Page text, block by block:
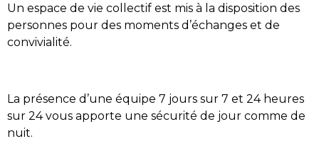
Un espace de vie collectif est mis à la disposition des
personnes pour des moments d’échanges et de
convivialité.
La présence d’une équipe 7 jours sur 7 et 24 heures
sur 24 vous apporte une sécurité de jour comme de
nuit.